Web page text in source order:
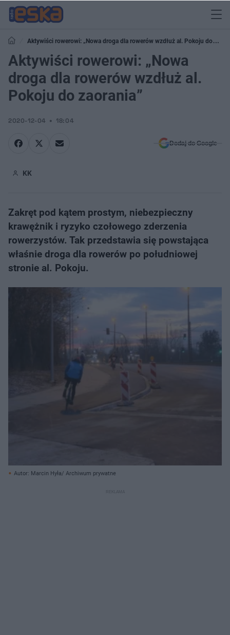
Aktywiści rowerowi: „Nowa droga dla rowerów wzdłuż al. Pokoju do
zaorania”
Aktywiści rowerowi: „Nowa
droga dla rowerów wzdłuż al.
Pokoju do zaorania”
2020-12-04 18:04
Dodaj do Google
KK
Zakręt pod kątem prostym, niebezpieczny
krawężnik i ryzyko czołowego zderzenia
rowerzystów. Tak przedstawia się powstająca
właśnie droga dla rowerów po południowej
stronie al. Pokoju.
Autor: Marcin Hyła/ Archiwum prywatne